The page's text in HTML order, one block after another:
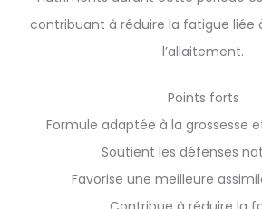
contribuant à réduire la fatigue liée
l’allaitement.
Points forts
Formule adaptée à la grossesse
Soutient les défenses
Favorise une meilleure